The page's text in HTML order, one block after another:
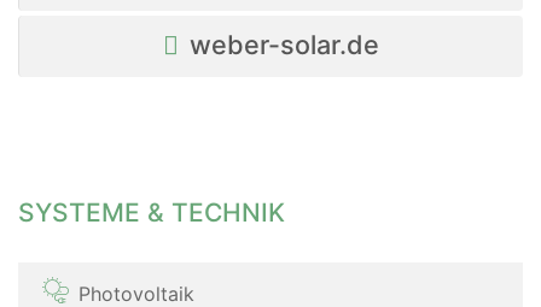
weber-solar.de
SYSTEME & TECHNIK
Photovoltaik